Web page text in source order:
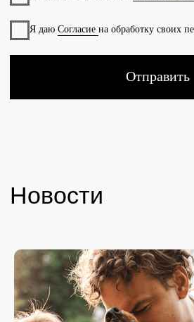
Я соглашаюсь с условиямиПолитики конфиденциальности
Я даюсогласие на обработку персональных данных